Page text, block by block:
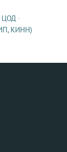
ЦОД ·
КИНН)